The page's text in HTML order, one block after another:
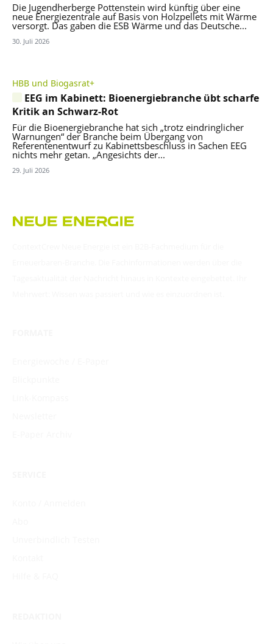
Die Jugendherberge Pottenstein wird künftig über eine
neue Energiezentrale auf Basis von Holzpellets mit Wärme
versorgt. Das gaben die ESB Wärme und das Deutsche...
30. Juli 2026
HBB und Biogasrat+
EEG im Kabinett: Bioenergiebranche übt scharfe
Kritik an Schwarz-Rot
Für die Bioenergiebranche hat sich „trotz eindringlicher
Warnungen“ der Branche beim Übergang von
Referentenentwurf zu Kabinettsbeschluss in Sachen EEG
nichts mehr getan. „Angesichts der...
29. Juli 2026